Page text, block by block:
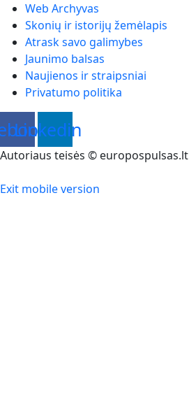
Web Archyvas
Skonių ir istorijų žemėlapis
Atrask savo galimybes
Jaunimo balsas
Naujienos ir straipsniai
Privatumo politika
Linkedin
Autoriaus teisės © europospulsas.lt
Exit mobile version